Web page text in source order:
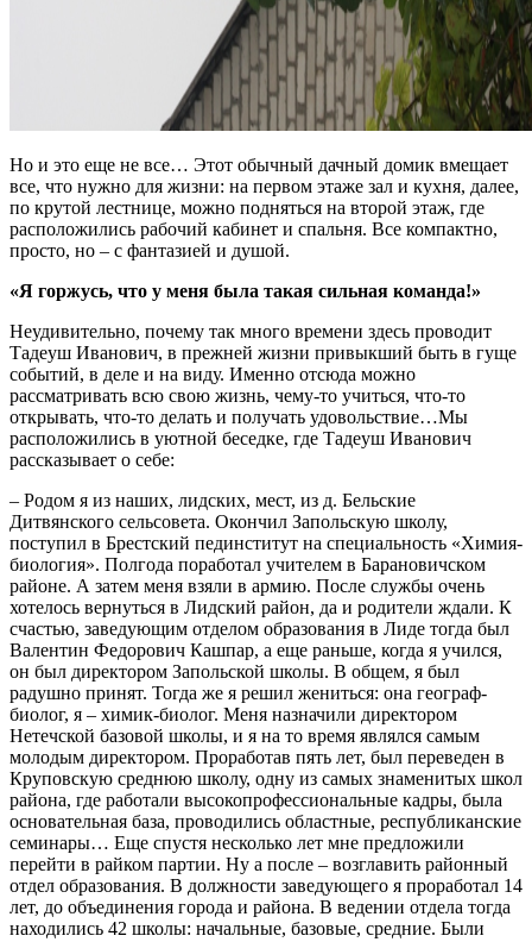
Но и это еще не все… Этот обычный дачный домик вмещает
все, что нужно для жизни: на первом этаже зал и кухня, далее,
по крутой лестнице, можно подняться на второй этаж, где
расположились рабочий кабинет и спальня. Все компактно,
просто, но – с фантазией и душой.
«Я горжусь, что у меня была такая сильная команда!»
Неудивительно, почему так много времени здесь проводит
Тадеуш Иванович, в прежней жизни привыкший быть в гуще
событий, в деле и на виду. Именно отсюда можно
рассматривать всю свою жизнь, чему-то учиться, что-то
открывать, что-то делать и получать удовольствие…Мы
расположились в уютной беседке, где Тадеуш Иванович
рассказывает о себе:
– Родом я из наших, лидских, мест, из д. Бельские
Дитвянского сельсовета. Окончил Запольскую школу,
поступил в Брестский пединститут на специальность «Химия-
биология». Полгода поработал учителем в Барановичском
районе. А затем меня взяли в армию. После службы очень
хотелось вернуться в Лидский район, да и родители ждали. К
счастью, заведующим отделом образования в Лиде тогда был
Валентин Федорович Кашпар, а еще раньше, когда я учился,
он был директором Запольской школы. В общем, я был
радушно принят. Тогда же я решил жениться: она географ-
биолог, я – химик-биолог. Меня назначили директором
Нетечской базовой школы, и я на то время являлся самым
молодым директором. Проработав пять лет, был переведен в
Круповскую среднюю школу, одну из самых знаменитых школ
района, где работали высокопрофессиональные кадры, была
основательная база, проводились областные, республиканские
семинары… Еще спустя несколько лет мне предложили
перейти в райком партии. Ну а после – возглавить районный
отдел образования. В должности заведующего я проработал 14
лет, до объединения города и района. В ведении отдела тогда
находились 42 школы: начальные, базовые, средние. Были